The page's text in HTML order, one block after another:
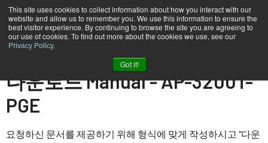
This site uses cookies to collect information about how you interact with our
website and allow us to remember you. We use this information to ensure the
best visitor experience. By continuing to browse the site you are agreeing to
our use of cookies. To find out more about the cookies we use, see our
Privacy Policy.
Got it!
다운로드 Manual - AP-3200T-
PGE
요청하신 문서를 제공하기 위해 형식에 맞게 작성하시고 "다운